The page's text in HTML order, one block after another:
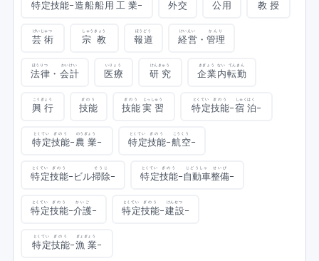
特定技能-造船船用 工業- 外交 公用 教授
芸術
げいじゅつ
宗教
しゅうきょう
報道
ほうどう
経営
けいえい
・管理
かんり
法律
ほうりつ
・ 会計
かいけい
医療
いりょう
研究
けんきゅう
企業
きぎょう
内
ない
転勤
てんきん
興行
こうぎょう
技能
ぎのう
技能
ぎのう
実習
じっしゅう
特定
とくてい
技能
ぎのう
-宿泊
しゅくはく
-
特定
とくてい
技能
ぎのう
-農業
のうぎょう
- 特定
とくてい
技能
ぎのう
-航空
こうくう
-
特定
とくてい
技能
ぎのう
-ビル掃除
そうじ
- 特定
とくてい
技能
ぎのう
-自動車
じどうしゃ
整備
せいび
-
特定
とくてい
技能
ぎのう
-介護
かいご
- 特定
とくてい
技能
ぎのう
-建設
けんせつ
-
特定
とくてい
技能
ぎのう
-漁業
ぎょぎょう
-